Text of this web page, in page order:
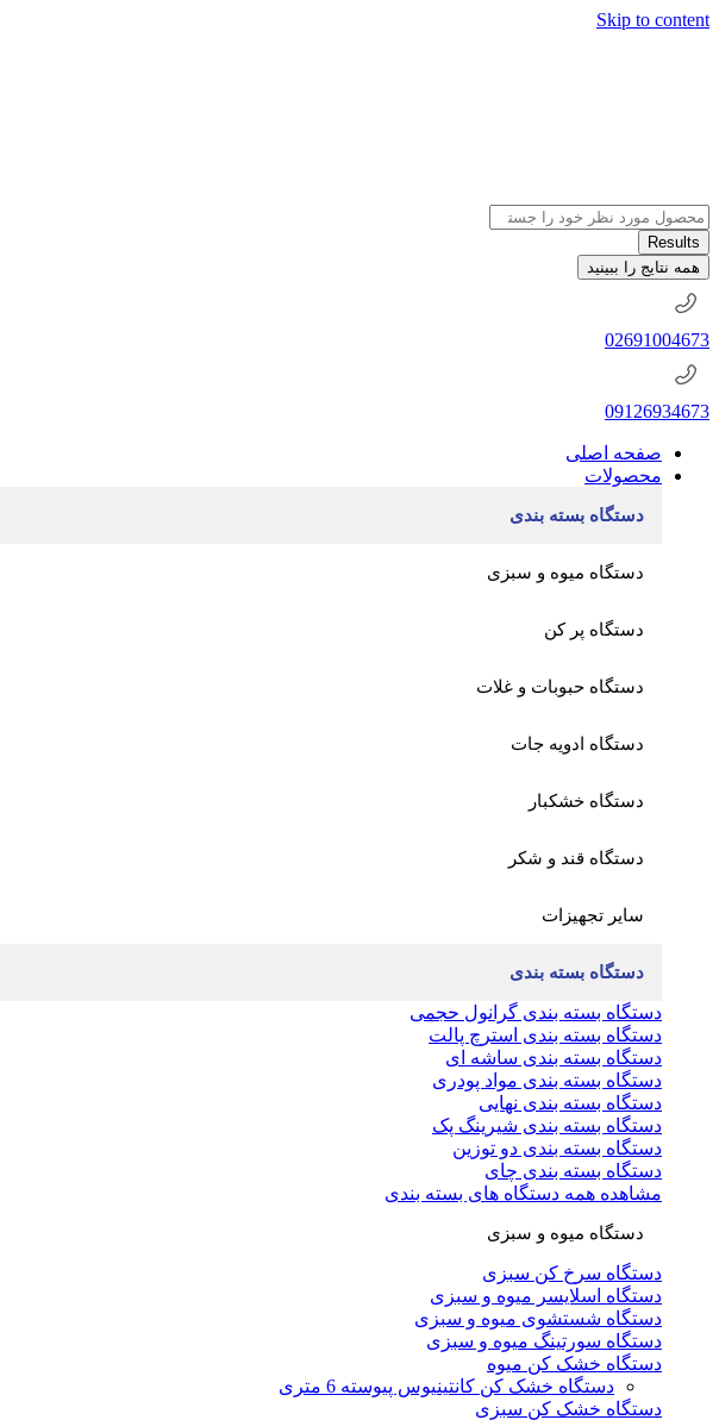
Skip to content
جستجو
.
.
.
Results
همه نتایج را ببینید
02691004673
09126934673
صفحه اصلی
محصولات
دستگاه بسته بندی
دستگاه میوه و سبزی
دستگاه پر کن
دستگاه حبوبات و غلات
دستگاه ادویه جات
دستگاه خشکبار
دستگاه قند و شکر
سایر تجهیزات
دستگاه بسته بندی
دستگاه بسته بندی گرانول حجمی
دستگاه بسته بندی استرچ پالت
دستگاه بسته بندی ساشه ای
دستگاه بسته بندی مواد پودری
دستگاه بسته بندی نهایی
دستگاه بسته بندی شیرینگ پک
دستگاه بسته بندی دو توزین
دستگاه بسته بندی چای
مشاهده همه دستگاه های بسته بندی
دستگاه میوه و سبزی
دستگاه سرخ کن سبزی
دستگاه اسلایسر میوه و سبزی
دستگاه شستشوی میوه و سبزی
دستگاه سورتینگ میوه و سبزی
دستگاه خشک کن میوه
دستگاه خشک کن کانتینیوس پیوسته 6 متری
دستگاه خشک کن سبزی